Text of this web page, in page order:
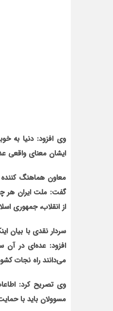
وی افزود: دنیا به
ایشان معنای واقعی
معاون هماهنگ کننده
گفت: ملت ایران هر
از انقلاب، جمهوری
سردار نقدی با بیان
افزود: عده‌ای در آن
می‌دانند راه نجات
وی تصریح کرد:
مسوولان باید با